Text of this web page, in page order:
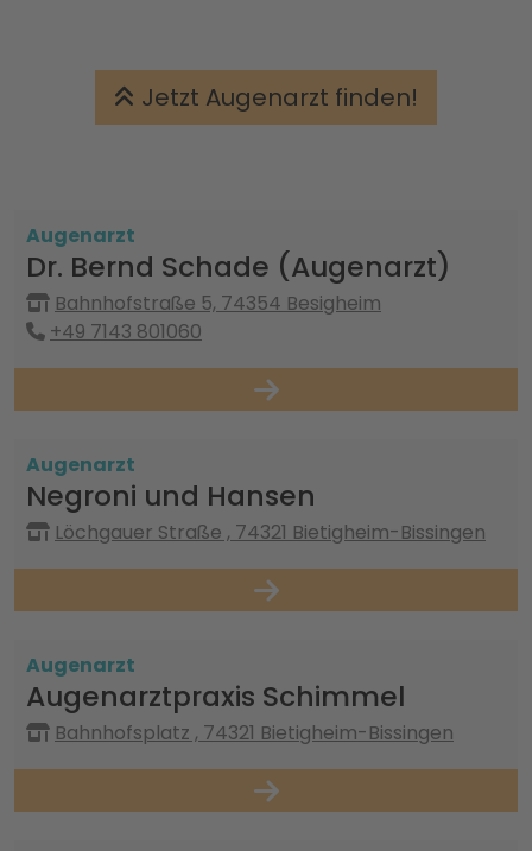
Jetzt Augenarzt finden!
Augenarzt
Dr. Bernd Schade (Augenarzt)
Bahnhofstraße 5, 74354 Besigheim
+49 7143 801060
Augenarzt
Negroni und Hansen
Löchgauer Straße , 74321 Bietigheim-Bissingen
Augenarzt
Augenarztpraxis Schimmel
Bahnhofsplatz , 74321 Bietigheim-Bissingen